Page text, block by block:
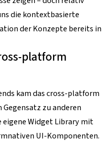
die kontextbasierte
der Konzepte bereits in
platform
kam das cross-platform
zu anderen
Widget Library mit
UI-Komponenten.